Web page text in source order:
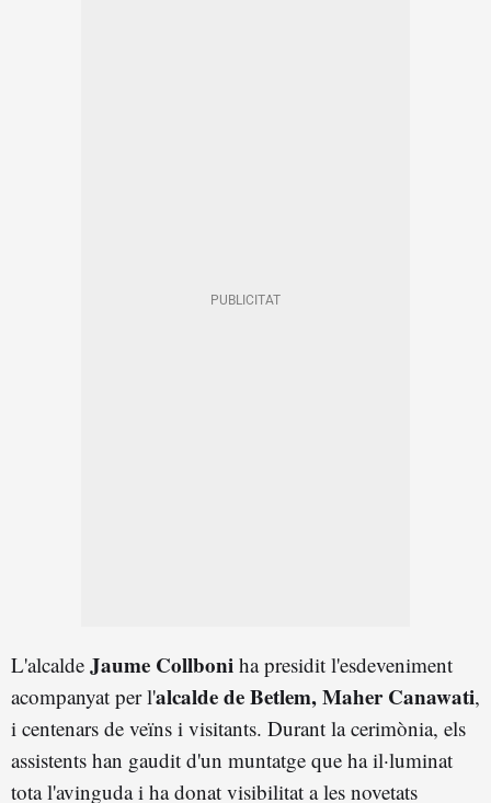
L'alcalde Jaume Collboni ha presidit l'esdeveniment
acompanyat per l'alcalde de Betlem, Maher Canawati,
i centenars de veïns i visitants. Durant la cerimònia, els
assistents han gaudit d'un muntatge que ha il·luminat
tota l'avinguda i ha donat visibilitat a les novetats